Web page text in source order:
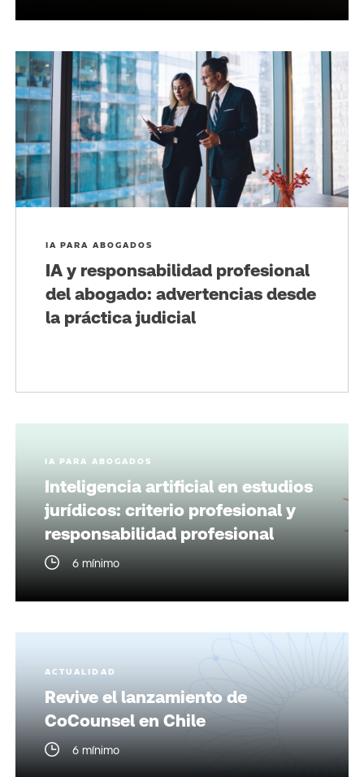
IA PARA ABOGADOS
IA y responsabilidad profesional
del abogado: advertencias desde
la práctica judicial
IA PARA ABOGADOS
Inteligencia artificial en estudios
jurídicos: criterio profesional y
responsabilidad profesional
6 mínimo
ACTUALIDAD
Revive el lanzamiento de
CoCounsel en Chile
6 mínimo